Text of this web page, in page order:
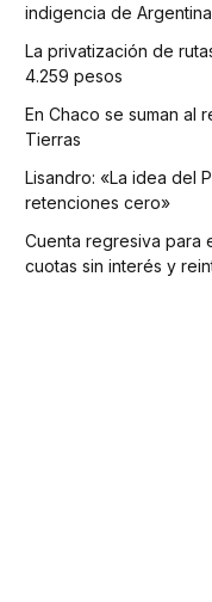
indigencia de Argentina
La privatización de
4.259 pesos
En Chaco se suman al
Tierras
Lisandro: «La idea del
retenciones cero»
Cuenta regresiva para
cuotas sin interés y